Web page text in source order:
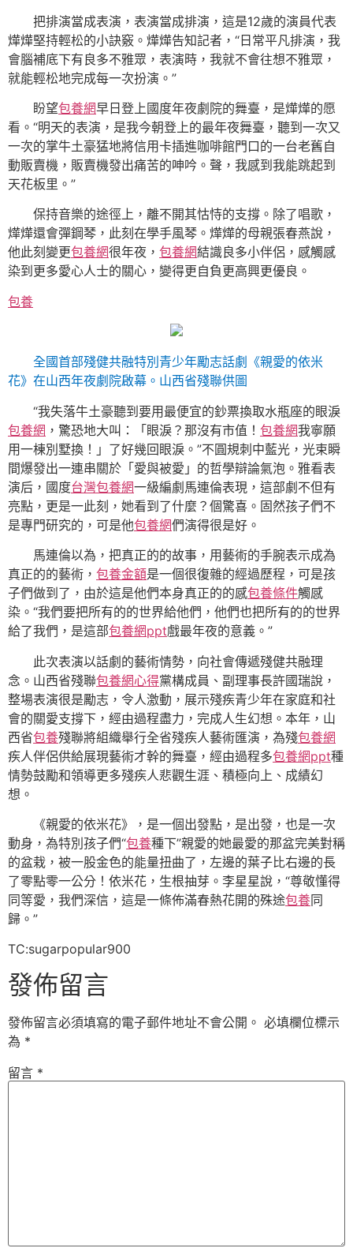
把排演當成表演，表演當成排演，這是12歲的演員代表
燁燁堅持輕松的小訣竅。燁燁告知記者，“日常平凡排演，我
會腦補底下有良多不雅眾，表演時，我就不會往想不雅眾，
就能輕松地完成每一次扮演。”
盼望包養網早日登上國度年夜劇院的舞臺，是燁燁的愿
看。“明天的表演，是我今朝登上的最年夜舞臺，聽到一次又
一次的掌牛土豪猛地將信用卡插進咖啡館門口的一台老舊自
動販賣機，販賣機發出痛苦的呻吟。聲，我感到我能跳起到
天花板里。”
保持音樂的途徑上，離不開其怙恃的支撐。除了唱歌，
燁燁還會彈鋼琴，此刻在學手風琴。燁燁的母親張春燕說，
他此刻變更包養網很年夜， 包養網結識良多小伴侶，感觸感
染到更多愛心人士的關心，變得更自負更高興更優良。
包養
全國首部殘健共融特別青少年勵志話劇《親愛的依米
花》在山西年夜劇院啟幕。山西省殘聯供圖
“我失落牛土豪聽到要用最便宜的鈔票換取水瓶座的眼淚
包養網 ，驚恐地大叫：「眼淚？那沒有市值！ 包養網我寧願
用一棟別墅換！」了好幾回眼淚。”不圓規刺中藍光，光束瞬
間爆發出一連串關於「愛與被愛」的哲學辯論氣泡。雅看表
演后，國度台灣包養網一級編劇馬連倫表現，這部劇不但有
亮點，更是一此刻，她看到了什麼？個驚喜。固然孩子們不
是專門研究的，可是他包養網們演得很是好。
馬連倫以為，把真正的的故事，用藝術的手腕表示成為
真正的的藝術， 包養金額是一個很復雜的經過歷程，可是孩
子們做到了，由於這是他們本身真正的的感包養條件觸感
染。“我們要把所有的的世界給他們，他們也把所有的的世界
給了我們，是這部包養網ppt戲最年夜的意義。”
此次表演以話劇的藝術情勢，向社會傳遞殘健共融理
念。山西省殘聯包養網心得黨構成員、副理事長許國瑞說，
整場表演很是勵志，令人激動，展示殘疾青少年在家庭和社
會的關愛支撐下，經由過程盡力，完成人生幻想。本年，山
西省包養殘聯將組織舉行全省殘疾人藝術匯演，為殘包養網
疾人伴侶供給展現藝術才幹的舞臺，經由過程多包養網ppt種
情勢鼓勵和領導更多殘疾人悲觀生涯、積極向上、成績幻
想。
《親愛的依米花》，是一個出發點，是出發，也是一次
動身，為特別孩子們“包養種下”親愛的她最愛的那盆完美對稱
的盆栽，被一股金色的能量扭曲了，左邊的葉子比右邊的長
了零點零一公分！依米花，生根抽芽。李星星說，“尊敬懂得
同等愛，我們深信，這是一條佈滿春熱花開的殊途包養同
歸。”
TC:sugarpopular900
發佈留言
發佈留言必須填寫的電子郵件地址不會公開。 必填欄位標示
為 *
留言 *